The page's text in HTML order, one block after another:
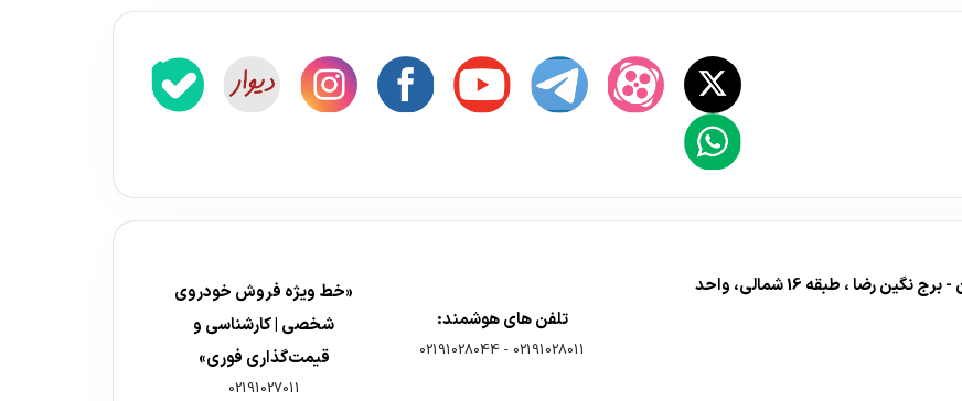
دفتر فروش : تهران - اشرفی اصفهانی - تقاطع مرزداران - برج نگین رضا ، طبقه 16 شمالی، واحد
تلفن های هوشمند:
02191028011
-
02191028044
«خط ویژه فروش خودروی
شخصی | کارشناسی و
قیمت‌گذاری فوری»
02191027011